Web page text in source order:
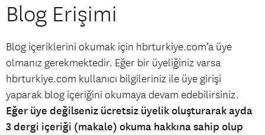
Blog Erişimi
Blog içeriklerini okumak için hbrturkiye.com’a üye
olmanız gerekmektedir. Eğer bir üyeliğiniz varsa
hbrturkiye.com kullanıcı bilgileriniz ile üye girişi
yaparak blog içeriğini okumaya devam edebilirsiniz.
Eğer üye değilseniz ücretsiz üyelik oluşturarak ayda
3 dergi içeriği (makale) okuma hakkına sahip olup